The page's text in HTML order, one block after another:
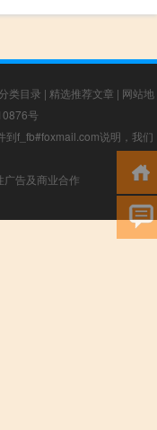
类目录 | 精选推荐文章 | 网站地
号
到f_fb#foxmail.com说明，我们
告及商业合作